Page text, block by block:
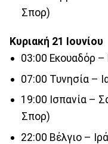
Σπορ)
Κυριακή 21 Ιουνίου
03:00 Εκουαδόρ
07:00 Τυνησία –
19:00 Ισπανία –
Σπορ)
22:00 Βέλγιο –